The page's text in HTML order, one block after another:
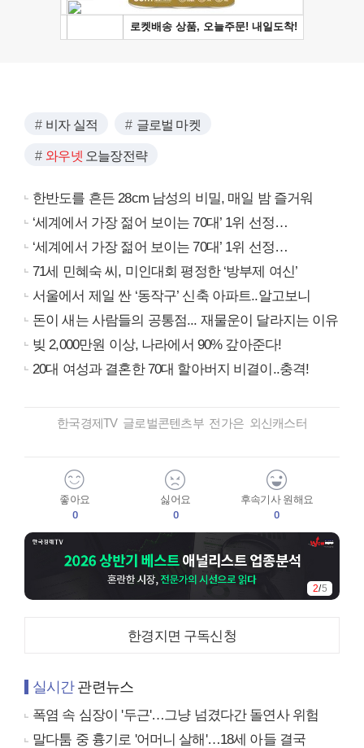
비자 실적 글로벌 마켓
와우넷 오늘장전략
한반도를 흔든 28cm 남성의 비밀, 매일 밤 즐거워
‘세계에서 가장 젊어 보이는 70대’ 1위 선정…
‘세계에서 가장 젊어 보이는 70대’ 1위 선정…
71세 민혜숙 씨, 미인대회 평정한 ‘방부제 여신’
서울에서 제일 싼 ‘동작구’ 신축 아파트..알고보니
돈이 새는 사람들의 공통점... 재물운이 달라지는 이유
빚 2,000만원 이상, 나라에서 90% 갚아준다!
20대 여성과 결혼한 70대 할아버지 비결이..충격!
한국경제TV 글로벌콘텐츠부 전가은 외신캐스터
좋아요
0
싫어요
0
후속기사 원해요
0
3/5
한경지면 구독신청
실시간관련뉴스
폭염 속 심장이 '두근'…그냥 넘겼다간 돌연사 위험
말다툼 중 흉기로 '어머니 살해'…18세 아들 결국